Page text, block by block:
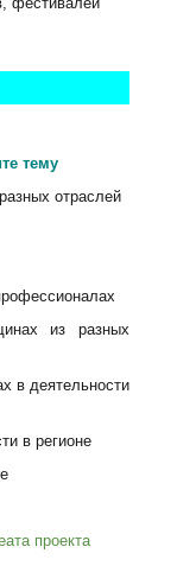
тему
отраслей
из разных
в деятельности
в регионе
проекта